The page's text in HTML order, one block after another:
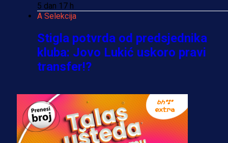
5 dan 17 h
A Selekcija
Stigla potvrda od predsjednika
kluba: Jovo Lukić uskoro pravi
transfer!?
A Selekcija
Zmajevi dobili veliko pojačanje:
Fudbaler Olympiacosa želi obući